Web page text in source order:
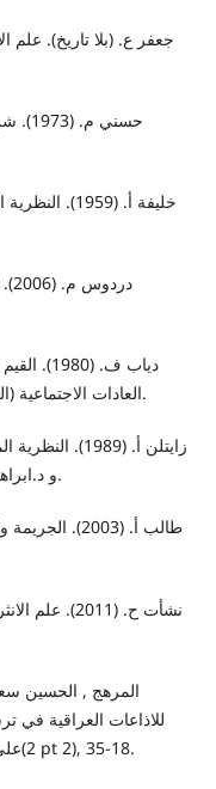
العادات الاجتماعية (المجلد 2). بيروت: دار النهضة للطباعة والنشر.
و د.ابراهيم عثمان، المترجمون) ذات السلاسل، عمان.
للاذاعات العراقية في
الرابعة fm على الفيس بوك. (2024). لارك, 16(2 pt 2), 35-18.